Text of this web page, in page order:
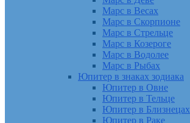
Марс в Весах
Марс в Скорпионе
Марс в Стрельце
Марс в Козероге
Марс в Водолее
Марс в Рыбах
Юпитер в знаках зодиака
Юпитер в Овне
Юпитер в Тельце
Юпитер в Близнецах
Юпитер в Раке